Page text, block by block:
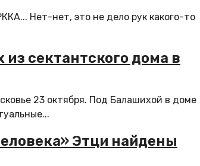
Нет-нет, это не дело рук какого-то
сектантского дома в
23 октября. Под Балашихой в доме
Этци найдены